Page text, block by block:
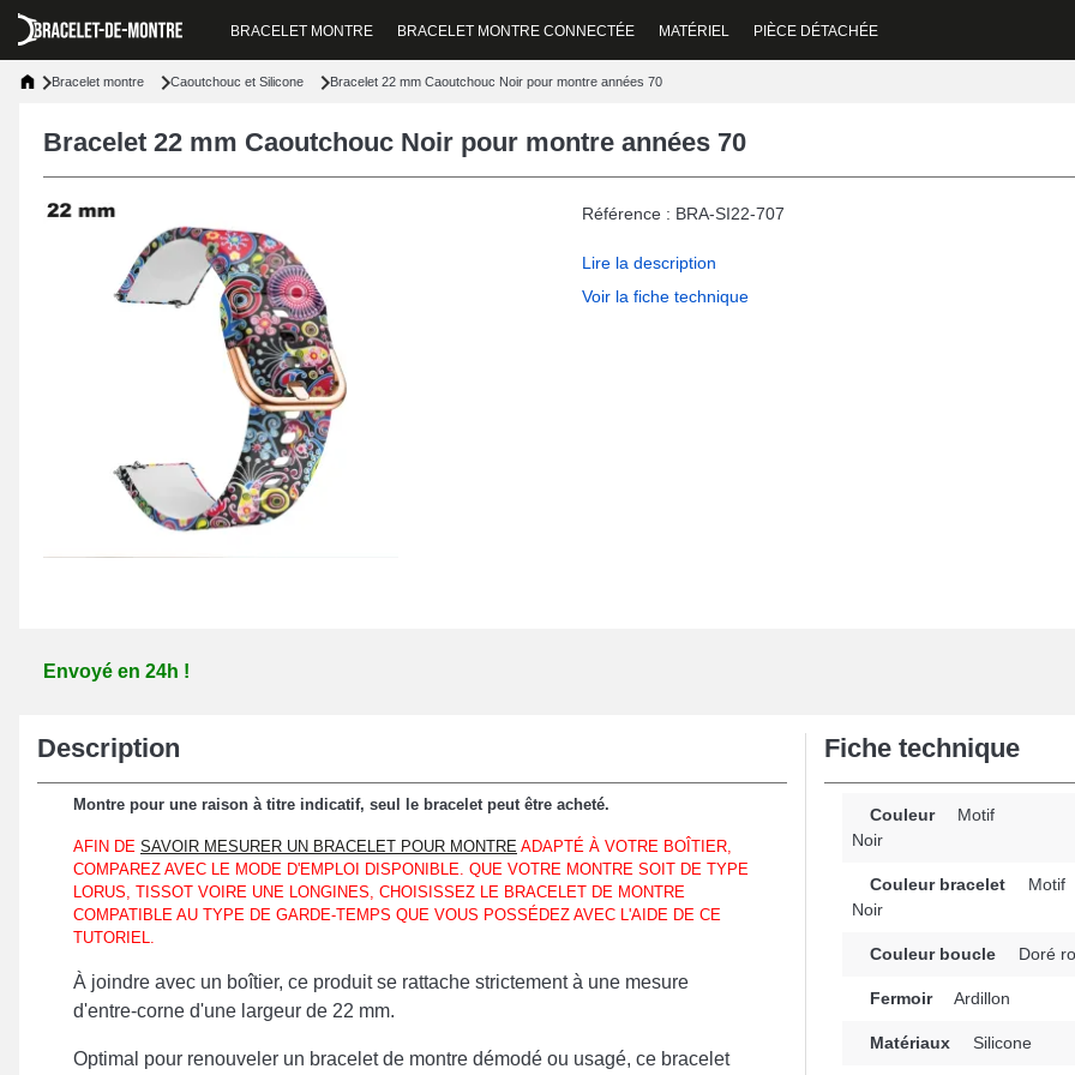
BRACELET MONTRE BRACELET MONTRE CONNECTÉE MATÉRIEL PIÈCE DÉTACHÉE
Bracelet montre Caoutchouc et Silicone Bracelet 22 mm Caoutchouc Noir pour montre années 70
Bracelet 22 mm Caoutchouc Noir pour montre années 70
Référence : BRA-SI22-707
Lire la description
Voir la fiche technique
Envoyé en 24h !
Description
Montre pour une raison à titre indicatif, seul le bracelet peut être acheté.
AFIN DE SAVOIR MESURER UN BRACELET POUR MONTRE ADAPTÉ À VOTRE BOÎTIER,
COMPAREZ AVEC LE MODE D'EMPLOI DISPONIBLE. QUE VOTRE MONTRE SOIT DE TYPE
LORUS, TISSOT VOIRE UNE LONGINES, CHOISISSEZ LE BRACELET DE MONTRE
COMPATIBLE AU TYPE DE GARDE-TEMPS QUE VOUS POSSÉDEZ AVEC L'AIDE DE CE
TUTORIEL.
À joindre avec un boîtier, ce produit se rattache strictement à une mesure
d'entre-corne d'une largeur de 22 mm.
Optimal pour renouveler un bracelet de montre démodé ou usagé, ce bracelet
Fiche technique
Couleur
Motif
Noir
Couleur bracelet
Motif
Noir
Couleur boucle Doré
Fermoir Ardillon
Matériaux Silicone